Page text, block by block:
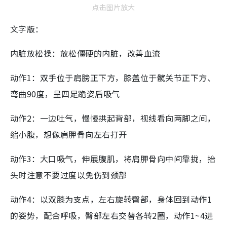
点击图片放大
文字版：
内脏放松操：放松僵硬的内脏，改善血流
动作1：双手位于肩膀正下方，膝盖位于髋关节正下方、
弯曲90度，呈四足跪姿后吸气
动作2：一边吐气，慢慢拱起背部，视线看向两脚之间，
缩小腹，想像肩胛骨向左右打开
动作3：大口吸气，伸展腹肌，将肩胛骨向中间靠拢，抬
头时注意不要过度以免伤到颈部
动作4：以双膝为支点，左右旋转臀部，身体回到动作1
的姿势，配合呼吸，臀部左右交替各转2圈，动作1~4进